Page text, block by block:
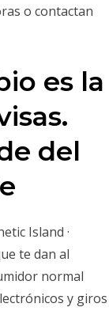
o contactan
es la
del
Island ·
te dan al
normal
y giros